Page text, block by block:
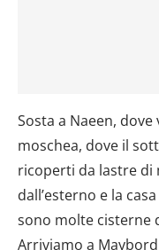
Sosta a Naeen,
moschea, dove il
ricoperti da lastre di
dall’esterno e la
sono molte cisterne
Arriviamo a